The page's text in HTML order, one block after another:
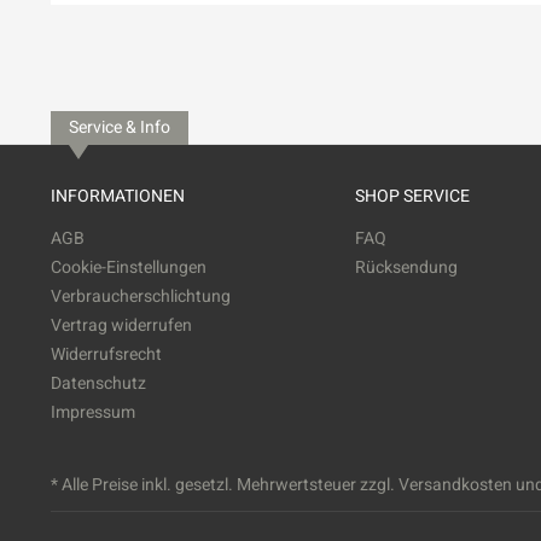
Service & Info
INFORMATIONEN
AGB
Cookie-Einstellungen
Verbraucherschlichtung
Vertrag widerrufen
Widerrufsrecht
Datenschutz
Impressum
SHOP SERVICE
FAQ
Rücksendung
* Alle Preise inkl. gesetzl. Mehrwertsteuer zzgl.Versandkosten